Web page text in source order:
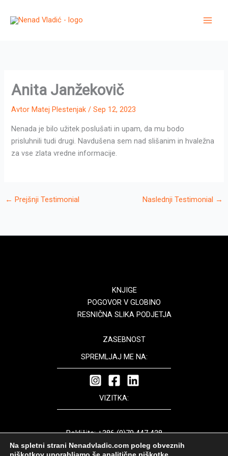
Anita Janžekovič
Avtor Matej Plestenjak/Sep 12, 2023
Nenada je bilo užitek poslušati in upam, da mu bodo
prisluhnili tudi drugi. Navdušena sem nad slišanim in hvaležna
za vse zlata vredne informacije.
← Prejšnji Testimonial Naslednji Testimonial →
KNJIGE
POGOVOR V GLOBINO
RESNIČNA SLIKA PODJETJA
ZASEBNOST
SPREMLJAJ ME NA:
VIZITKA:
Pokličite: +386 (0)70 447 428
Pišite: nenad.vladic@dinamica.si
Na spletni strani Nenadvladic.com poleg obveznih